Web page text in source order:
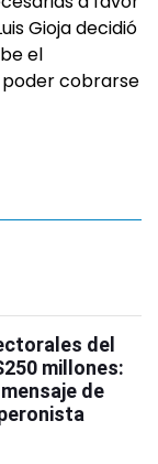
Gioja decidió
el
cobrarse
del
millones:
de